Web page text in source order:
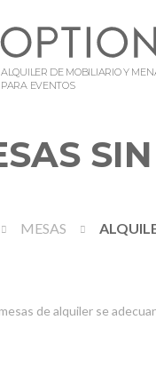
ALQUILER DE MOBILIARIO Y
PARA EVENTOS
MESAS
de alquiler se